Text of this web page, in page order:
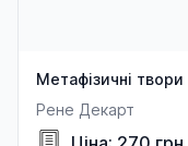
Метафізичні твори
Рене Декарт